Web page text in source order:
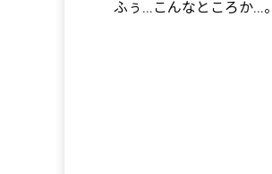
ふぅ…こんなところか…。